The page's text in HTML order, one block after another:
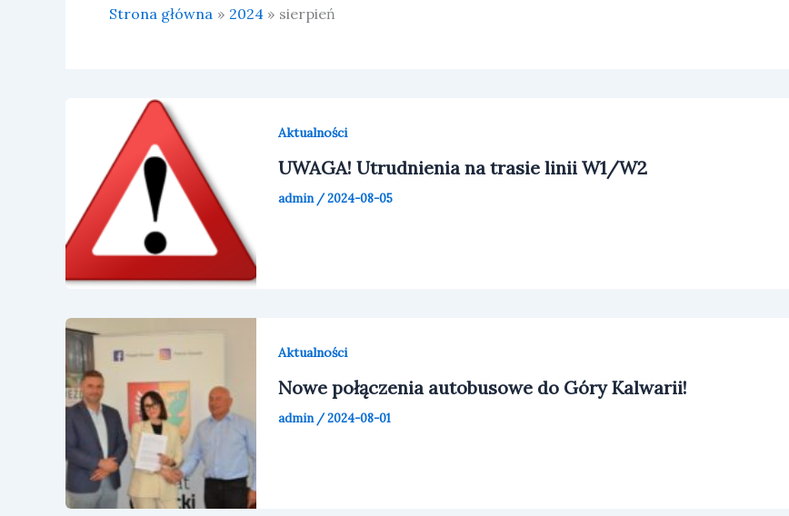
Strona główna 2024 sierpień
Aktualności
UWAGA! Utrudnienia na trasie linii W1/W2
admin /2024-08-05
Aktualności
Nowe połączenia autobusowe do Góry Kalwarii!
admin /2024-08-01